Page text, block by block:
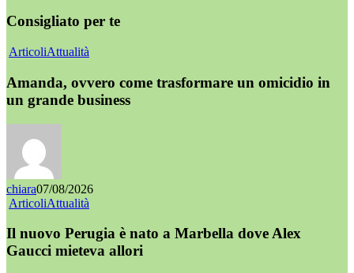
Consigliato per te
ArticoliAttualità
Amanda, ovvero come trasformare un omicidio in
un grande business
chiara07/08/2026
ArticoliAttualità
Il nuovo Perugia è nato a Marbella dove Alex
Gaucci mieteva allori